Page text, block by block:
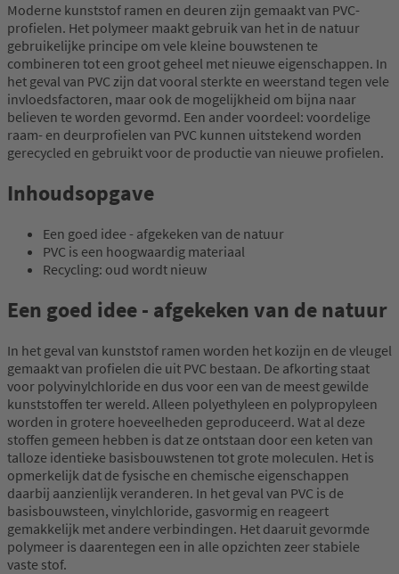
Moderne kunststof ramen en deuren zijn gemaakt van PVC-
profielen. Het polymeer maakt gebruik van het in de natuur
gebruikelijke principe om vele kleine bouwstenen te
combineren tot een groot geheel met nieuwe eigenschappen. In
het geval van PVC zijn dat vooral sterkte en weerstand tegen vele
invloedsfactoren, maar ook de mogelijkheid om bijna naar
believen te worden gevormd. Een ander voordeel: voordelige
raam- en deurprofielen van PVC kunnen uitstekend worden
gerecycled en gebruikt voor de productie van nieuwe profielen.
Inhoudsopgave
Een goed idee - afgekeken van de natuur
PVC is een hoogwaardig materiaal
Recycling: oud wordt nieuw
Een goed idee - afgekeken van de natuur
In het geval van kunststof ramen worden het kozijn en de vleugel
gemaakt van profielen die uit PVC bestaan. De afkorting staat
voor polyvinylchloride en dus voor een van de meest gewilde
kunststoffen ter wereld. Alleen polyethyleen en polypropyleen
worden in grotere hoeveelheden geproduceerd. Wat al deze
stoffen gemeen hebben is dat ze ontstaan door een keten van
talloze identieke basisbouwstenen tot grote moleculen. Het is
opmerkelijk dat de fysische en chemische eigenschappen
daarbij aanzienlijk veranderen. In het geval van PVC is de
basisbouwsteen, vinylchloride, gasvormig en reageert
gemakkelijk met andere verbindingen. Het daaruit gevormde
polymeer is daarentegen een in alle opzichten zeer stabiele
vaste stof.